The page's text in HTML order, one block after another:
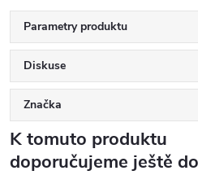
Parametry produktu
Diskuse
Značka
K tomuto produktu
doporučujeme ještě